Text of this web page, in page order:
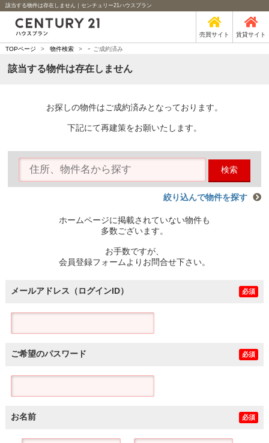
該当する物件は存在しません｜センチュリー21ハウスプラン
売買サイト 賃貸サイト
TOPページ > 物件検索 > - ご成約済み
該当する物件は存在しません
お探しの物件はご成約済みとなっております。
下記にて再建策をお願いたします。
検索
絞り込んで物件を探す
ホームページに掲載されていない物件も
多数ございます。
お手数ですが、
会員登録フォームよりお問合せ下さい。
メールアドレス（ログインID） 必須
ご希望のパスワード 必須
お名前 必須